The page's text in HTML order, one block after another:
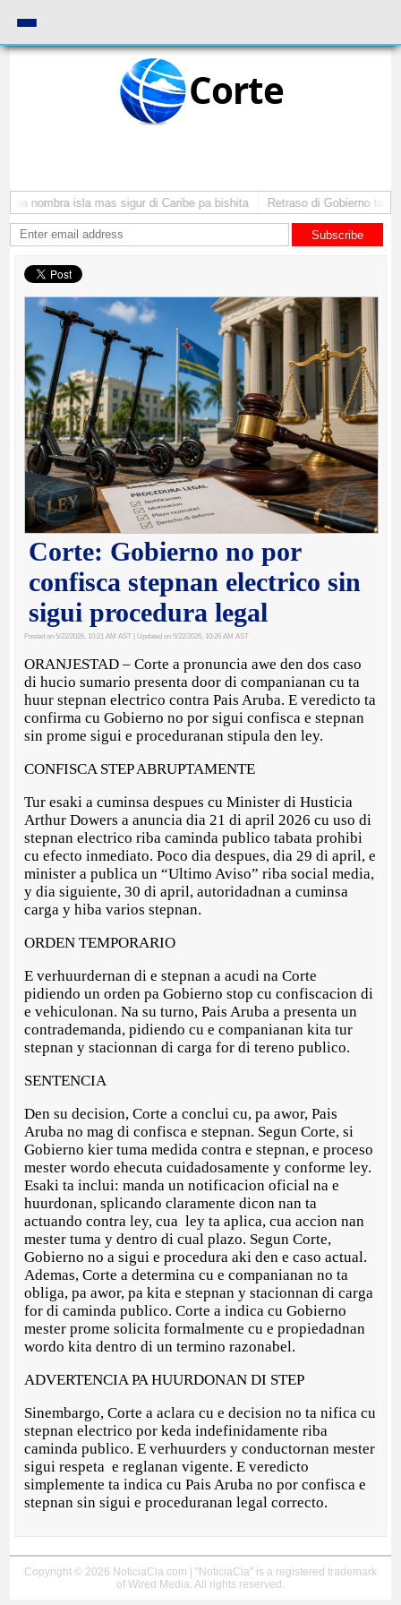
Corte
nombra isla mas sigur di Caribe pa bishita Retraso di Gobierno ta
Subscribe
Corte: Gobierno no por
confisca stepnan electrico sin
sigui procedura legal
Posted on 5/22/2026, 10:21 AM AST | Updated on 5/22/2026, 10:26 AM AST
ORANJESTAD – Corte a pronuncia awe den dos caso
di hucio sumario presenta door di companianan cu ta
huur stepnan electrico contra Pais Aruba. E veredicto ta
confirma cu Gobierno no por sigui confisca e stepnan
sin prome sigui e proceduranan stipula den ley.
CONFISCA STEP ABRUPTAMENTE
Tur esaki a cuminsa despues cu Minister di Husticia
Arthur Dowers a anuncia dia 21 di april 2026 cu uso di
stepnan electrico riba caminda publico tabata prohibi
cu efecto inmediato. Poco dia despues, dia 29 di april, e
minister a publica un “Ultimo Aviso” riba social media,
y dia siguiente, 30 di april, autoridadnan a cuminsa
carga y hiba varios stepnan.
ORDEN TEMPORARIO
E verhuurdernan di e stepnan a acudi na Corte
pidiendo un orden pa Gobierno stop cu confiscacion di
e vehiculonan. Na su turno, Pais Aruba a presenta un
contrademanda, pidiendo cu e companianan kita tur
stepnan y stacionnan di carga for di tereno publico.
SENTENCIA
Den su decision, Corte a conclui cu, pa awor, Pais
Aruba no mag di confisca e stepnan. Segun Corte, si
Gobierno kier tuma medida contra e stepnan, e proceso
mester wordo ehecuta cuidadosamente y conforme ley.
Esaki ta inclui: manda un notificacion oficial na e
huurdonan, splicando claramente dicon nan ta
actuando contra ley, cua ley ta aplica, cua accion nan
mester tuma y dentro di cual plazo. Segun Corte,
Gobierno no a sigui e procedura aki den e caso actual.
Ademas, Corte a determina cu e companianan no ta
obliga, pa awor, pa kita e stepnan y stacionnan di carga
for di caminda publico. Corte a indica cu Gobierno
mester prome solicita formalmente cu e propiedadnan
wordo kita dentro di un termino razonabel.
ADVERTENCIA PA HUURDONAN DI STEP
Sinembargo, Corte a aclara cu e decision no ta nifica cu
stepnan electrico por keda indefinidamente riba
caminda publico. E verhuurders y conductornan mester
sigui respeta e reglanan vigente. E veredicto
simplemente ta indica cu Pais Aruba no por confisca e
stepnan sin sigui e proceduranan legal correcto.
Copyright © 2026 NoticiaCla.com | "NoticiaCla" is a registered trademark
of Wired Media. All rights reserved.